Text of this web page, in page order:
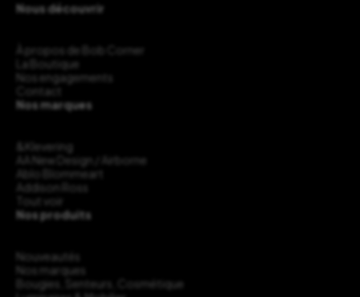
Nous découvrir
À propos de Bob Corner
La Boutique
Nos engagements
Contact
Nos marques
&Klevering
AA New Design / Airborne
Ablo Blommeart
Addison Ross
Tout voir
Nos produits
Nouveautés
Nos marques
Bougies, Senteurs, Cosmétique